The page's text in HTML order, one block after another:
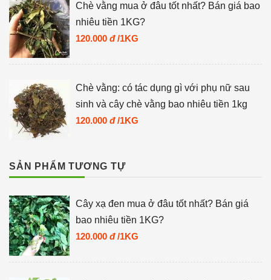
Chè vằng mua ở đâu tốt nhất? Bán giá bao
nhiêu tiền 1KG?
120.000 đ /1KG
Chè vằng: có tác dụng gì với phụ nữ sau
sinh và cây chè vằng bao nhiêu tiền 1kg
120.000 đ /1KG
SẢN PHẨM TƯƠNG TỰ
Cây xạ đen mua ở đâu tốt nhất? Bán giá
bao nhiêu tiền 1KG?
120.000 đ /1KG